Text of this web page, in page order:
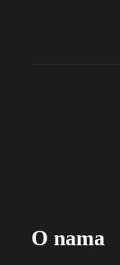
O nama